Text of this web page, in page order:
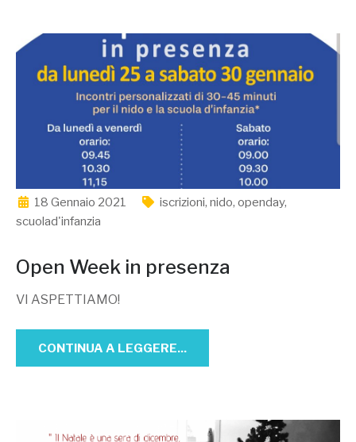
18 Gennaio 2021 iscrizioni, nido, openday,
scuolad'infanzia
Open Week in presenza
VI ASPETTIAMO!
CONTINUA A LEGGERE...